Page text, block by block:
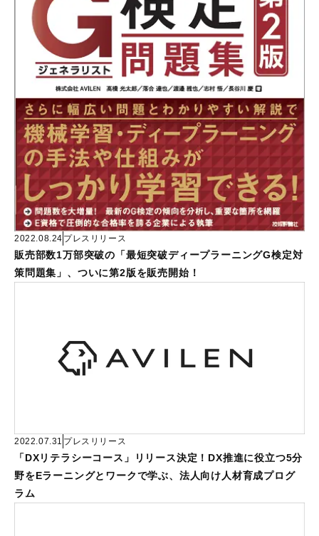
2022.08.24 プレスリリース
販売部数1万部突破の「最短突破ディープラーニングG検定対
策問題集」、ついに第2版を販売開始！
2022.07.31 プレスリリース
「DXリテラシーコース」リリース決定！DX推進に役立つ5分
野をEラーニングとワークで学ぶ、法人向け人材育成プログ
ラム